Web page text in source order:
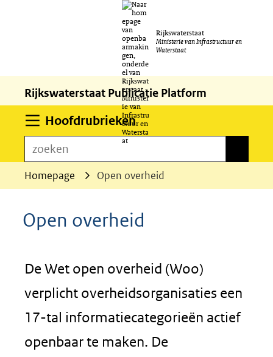
naar
de
inhoud
Rijkswaterstaat
Ministerie van Infrastructuur en
Waterstaat
Rijkswaterstaat Publicatie Platform
HoofdrubriekenUitklappen
zoeken
Homepage Open overheid
Open overheid
De Wet open overheid (Woo)
verplicht overheidsorganisaties een
17-tal informatiecategorieën actief
openbaar te maken. De